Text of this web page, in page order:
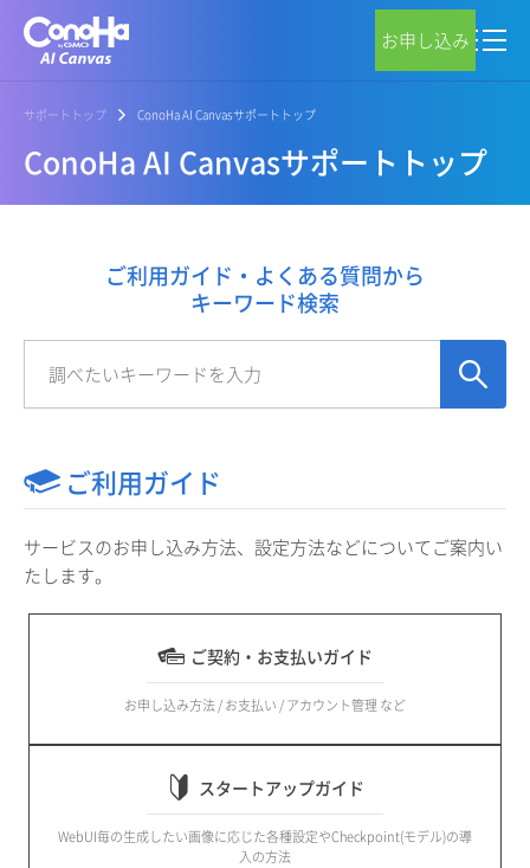
お申し込み
サポートトップ ConoHa AI Canvasサポートトップ
ConoHa AI Canvasサポートトップ
ご利用ガイド・よくある質問から
キーワード検索
ご利用ガイド
サービスのお申し込み方法、設定方法などについてご案内い
たします。
ご契約・お支払いガイド
お申し込み方法 / お支払い / アカウント管理 など
スタートアップガイド
WebUI毎の生成したい画像に応じた各種設定やCheckpoint(モデル)の導
入の方法